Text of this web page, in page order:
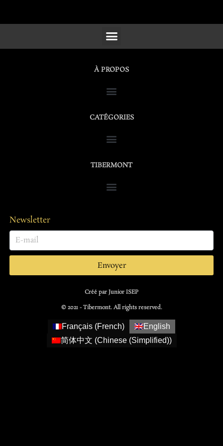
À PROPOS
CATÉGORIES
TIBERMONT
Newsletter
Envoyer
Créé par Junior ISEP
© 2021 - Tibermont. All rights reserved.
Français (French)
English
简体中文 (Chinese (Simplified))